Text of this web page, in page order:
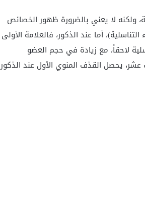
ولكنه لا يعني بالضرورة ظهور الخصائص
أما عند الذكور، فالعلامة الأولى
لاحقاً، مع زيادة في حجم العضو
يحصل القذف المنوي الأول عند الذكور